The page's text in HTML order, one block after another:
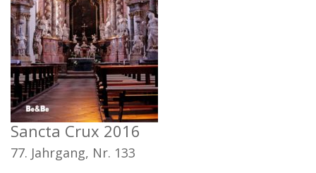
Sancta Crux 2016
77. Jahrgang, Nr. 133